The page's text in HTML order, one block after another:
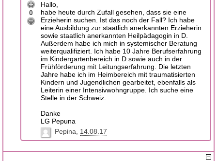
0
Hallo,
habe heute durch Zufall gesehen, dass sie eine
Erzieherin suchen. Ist das noch der Fall? Ich habe
eine Ausbildung zur staatlich anerkannten Erzieherin
sowie staatlich anerkannten Heilpädagogin in D.
Außerdem habe ich mich in systemischer Beratung
weiterqualifiziert. Ich habe 10 Jahre Berufserfahrung
im Kindergartenbereich in D sowie auch in der
Frühförderung mit Leitungserfahrung. Die letzten
Jahre habe ich im Heimbereich mit traumatisierten
Kindern und Jugendlichen gearbeitet, ebenfalls als
Leiterin einer Intensivwohngruppe. Ich suche eine
Stelle in der Schweiz.
Danke
LG Pepuna
Pepina 14.08.17